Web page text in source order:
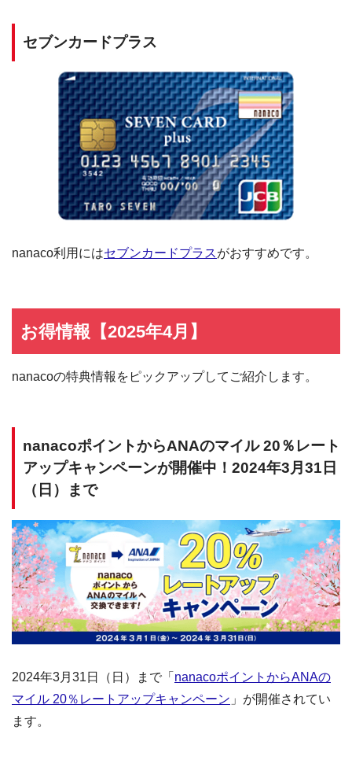
セブンカードプラス
nanaco利用にはセブンカードプラスがおすすめです。
お得情報【2025年4月】
nanacoの特典情報をピックアップしてご紹介します。
nanacoポイントからANAのマイル 20％レート
アップキャンペーンが開催中！2024年3月31日
（日）まで
2024年3月31日（日）まで「 nanacoポイントからANAの
マイル 20％レートアップキャンペーン 」が開催されてい
ます。